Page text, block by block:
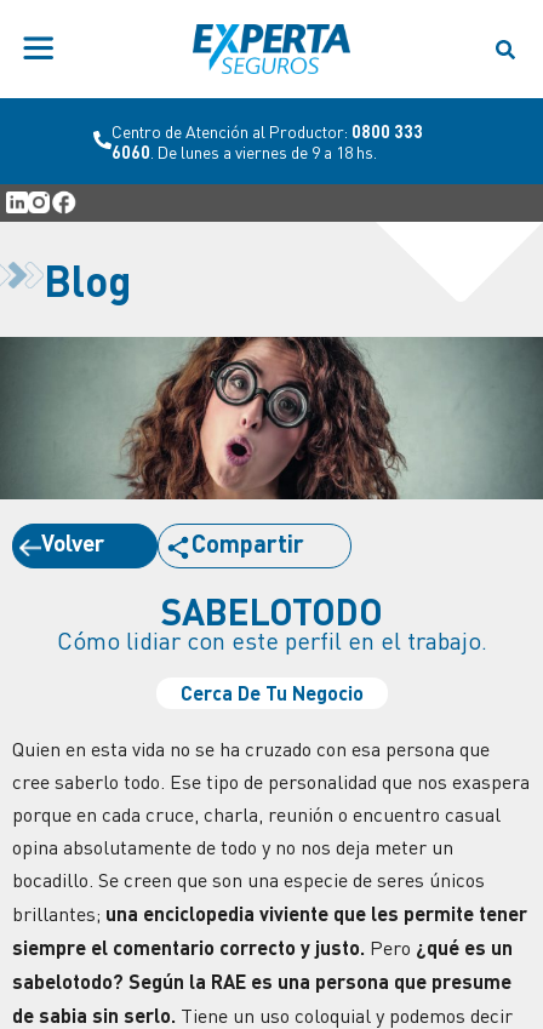
Centro de Atención al Productor: 0800 333
6060 . De lunes a viernes de 9 a 18 hs.
Blog
Volver Compartir
SABELOTODO
Cómo lidiar con este perfil en el trabajo.
Cerca De Tu Negocio
Quien en esta vida no se ha cruzado con esa persona que
cree saberlo todo. Ese tipo de personalidad que nos exaspera
porque en cada cruce, charla, reunión o encuentro casual
opina absolutamente de todo y no nos deja meter un
bocadillo. Se creen que son una especie de seres únicos
brillantes; una enciclopedia viviente que les permite tener
siempre el comentario correcto y justo. Pero ¿qué es un
sabelotodo? Según la RAE es una persona que presume
de sabia sin serlo. Tiene un uso coloquial y podemos decir